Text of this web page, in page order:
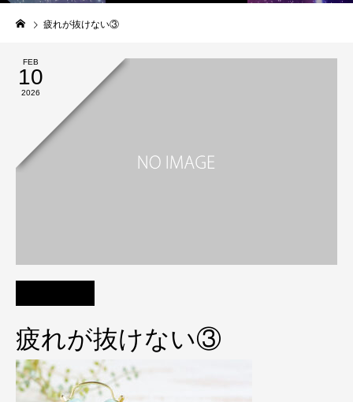
疲れが抜けない③
FEB
10
2026
疲れが抜けない③